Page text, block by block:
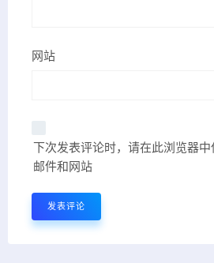
网站
下次发表评论时，请在此浏览器
邮件和网站